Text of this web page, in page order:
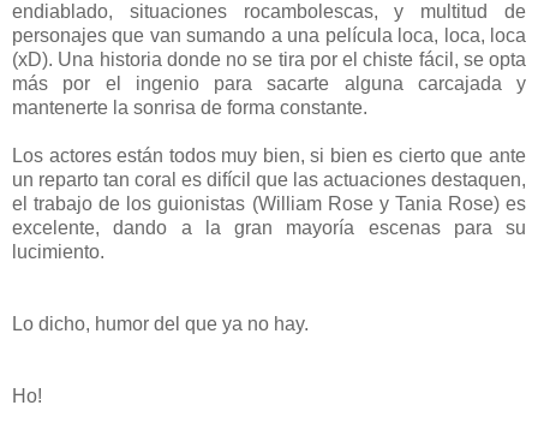
endiablado, situaciones rocambolescas, y multitud de
personajes que van sumando a una película loca, loca, loca
(xD). Una historia donde no se tira por el chiste fácil, se opta
más por el ingenio para sacarte alguna carcajada y
mantenerte la sonrisa de forma constante.
Los actores están todos muy bien, si bien es cierto que ante
un reparto tan coral es difícil que las actuaciones destaquen,
el trabajo de los guionistas (William Rose y Tania Rose) es
excelente, dando a la gran mayoría escenas para su
lucimiento.
Lo dicho, humor del que ya no hay.
Ho!